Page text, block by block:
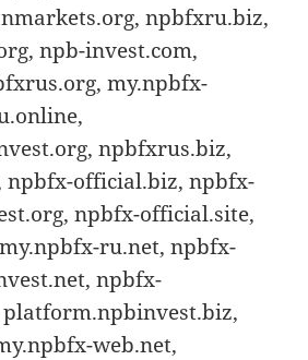
npbfxru.biz,
npb-invest.com,
my.npbfx-
npbfxrus.biz,
npbfx-official.biz, npbfx-
npbfx-official.site,
ru.net, npbfx-
npbfx-
web.net,